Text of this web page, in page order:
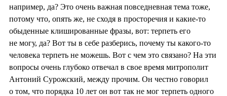
например, да? Это очень важная повседневная тема тоже,
потому что, опять же, не сходя в просторечия и какие-то
обыденные клишированные фразы, вот: терпеть его
не могу, да? Вот ты в себе разберись, почему ты какого-то
человека терпеть не можешь. Вот с чем это связано? На эти
вопросы очень глубоко отвечал в свое время митрополит
Антоний Сурожский, между прочим. Он честно говорил
о том, что порядка 10 лет он вот так не мог терпеть одного